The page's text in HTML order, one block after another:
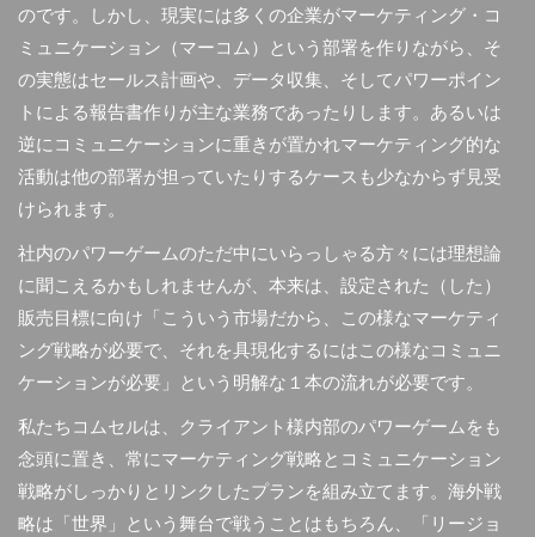
のです。しかし、現実には多くの企業がマーケティング・コ
ミュニケーション（マーコム）という部署を作りながら、そ
の実態はセールス計画や、データ収集、そしてパワーポイン
トによる報告書作りが主な業務であったりします。あるいは
逆にコミュニケーションに重きが置かれマーケティング的な
活動は他の部署が担っていたりするケースも少なからず見受
けられます。
社内のパワーゲームのただ中にいらっしゃる方々には理想論
に聞こえるかもしれませんが、本来は、設定された（した）
販売目標に向け「こういう市場だから、この様なマーケティ
ング戦略が必要で、それを具現化するにはこの様なコミュニ
ケーションが必要」という明解な１本の流れが必要です。
私たちコムセルは、クライアント様内部のパワーゲームをも
念頭に置き、常にマーケティング戦略とコミュニケーション
戦略がしっかりとリンクしたプランを組み立てます。海外戦
略は「世界」という舞台で戦うことはもちろん、「リージョ